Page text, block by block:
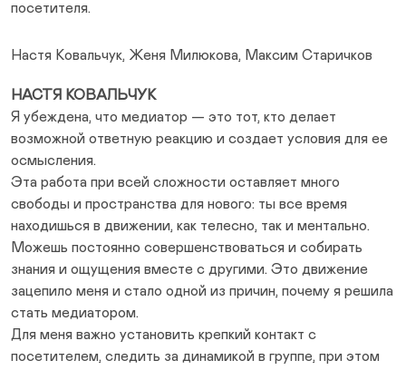
посетителя.
Настя Ковальчук, Женя Милюкова, Максим Старичков
НАСТЯ КОВАЛЬЧУК
Я убеждена, что медиатор — это тот, кто делает
возможной ответную реакцию и создает условия для ее
осмысления.
Эта работа при всей сложности оставляет много
свободы и пространства для нового: ты все время
находишься в движении, как телесно, так и ментально.
Можешь постоянно совершенствоваться и собирать
знания и ощущения вместе с другими. Это движение
зацепило меня и стало одной из причин, почему я решила
стать медиатором.
Для меня важно установить крепкий контакт с
посетителем, следить за динамикой в группе, при этом